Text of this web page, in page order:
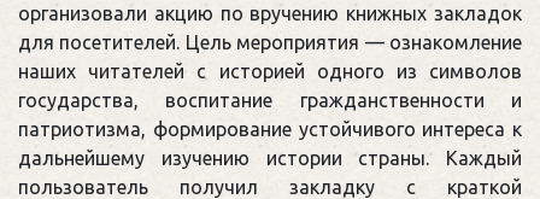
организовали акцию по вручению книжных закладок
для посетителей. Цель мероприятия — ознакомление
наших читателей с историей одного из символов
государства, воспитание гражданственности и
патриотизма, формирование устойчивого интереса к
дальнейшему изучению истории страны. Каждый
пользователь получил закладку с краткой